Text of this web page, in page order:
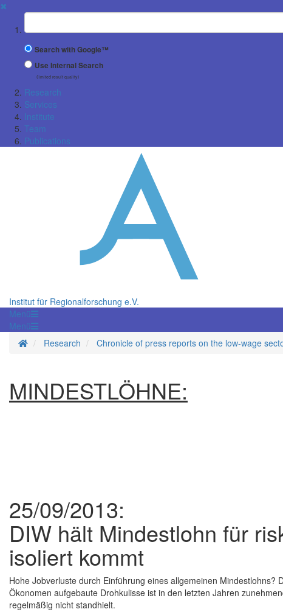
✖
Suchbegriff
Search with Google™
Use Internal Search
(limited result quality)
Research
Services
Institute
Team
Publications
Institut für Regionalforschung e.V.
Menü
Menü
Homepage
Research Chronicle of press reports on the low-wage
MINDESTLÖHNE:
25/09/2013:
DIW hält Mindestlohn für
isoliert kommt
Hohe Jobverluste durch Einführung eines allgemeinen
Ökonomen aufgebaute Drohkulisse ist in den letzten Jahren
regelmäßig nicht standhielt.